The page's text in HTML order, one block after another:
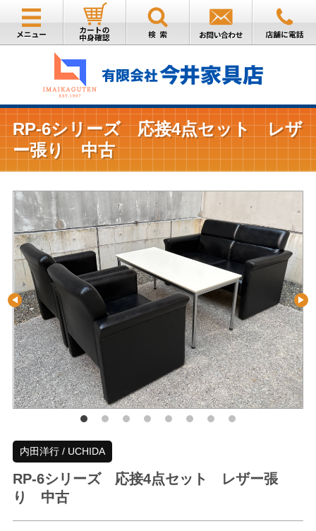
RP-6シリーズ 応接4点セット レザ
ー張り 中古
内田洋行 / UCHIDA
RP-6シリーズ 応接4点セット レザー張
り 中古